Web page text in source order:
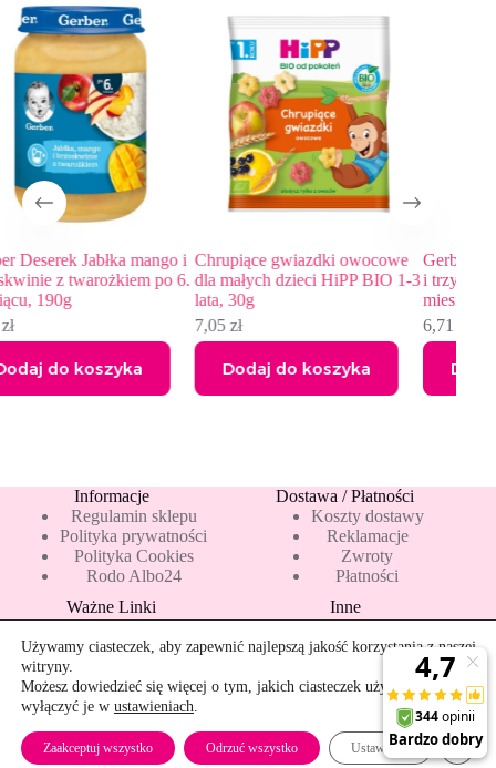
i
po 6.
Chrupiące gwiazdki owocowe
dla małych dzieci HiPP BIO 1-3
lata, 30g
Dodaj do koszyka
Gerber Deserek Gruszki
i trzy zboża dla niemowląt
Dodaj do koszyka
Informacje
Regulamin sklepu
Polityka prywatności
Polityka Cookies
Rodo Albo24
Dostawa / Płatności
Koszty dostawy
Reklamacje
Zwroty
Płatności
Ważne Linki
Blog
Nowości
Bestsellery
Inne
Pakiety 10 mleka
Mapa strony
Rekomendowane
Kontakt
Szybkie zwroty
Używamy ciasteczek, aby zapewnić najlepszą jakość korzystania z naszej
witryny.
Możesz dowiedzieć się więcej o tym, jakich ciasteczek używamy, lub
wyłączyć je w ustawieniach.
Zaakceptuj wszystko Odrzuć wszystko Ustawienia